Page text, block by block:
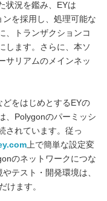
状況を鑑み、EYは
を採用し、処理可能な
、トランザクションコ
します。さらに、本ソ
サリアムのメインネッ
をはじめとするEYの
、Polygonのパーミッシ
されています。従っ
上で簡単な設定変
のネットワークにつな
テスト・開発環境は、
けます。